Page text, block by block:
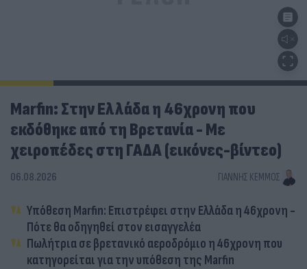
Marfin: Στην Ελλάδα η 46χρονη που
εκδόθηκε από τη Βρετανία - Με
χειροπέδες στη ΓΑΔΑ (εικόνες-βίντεο)
06.08.2026 ΓΙΆΝΝΗΣ ΚΈΜΜΟΣ
Υπόθεση Marfin: Επιστρέφει στην Ελλάδα η 46χρονη -
Πότε θα οδηγηθεί στον εισαγγελέα
Πωλήτρια σε βρετανικό αεροδρόμιο η 46χρονη που
κατηγορείται για την υπόθεση της Marfin